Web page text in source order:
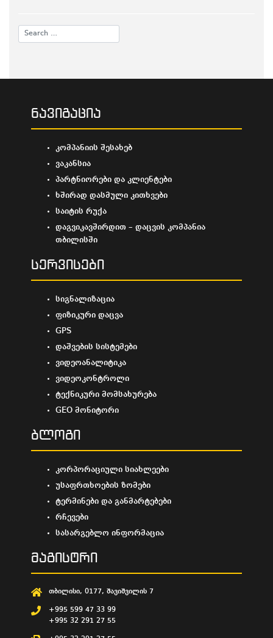
ნავიგაცია
კომპანიის შესახებ
ვაკანსია
პარტნიორები და კლიენტები
ხშირად დასმული კითხვები
საიტის რუქა
დაგვიკავშირდით – დაცვის კომპანია
თბილისში
სერვისები
სიგნალიზაცია
ფიზიკური დაცვა
GPS
დაშვების სისტემები
ვიდეოანალიტიკა
ვიდეოკონტროლი
ტექნიკური მომსახურება
GEO მონიტორი
ბლოგი
კორპორაციული სიახლეები
უსაფრთხოების ზომები
ტერმინები და განმარტებები
რჩევები
სასარგებლო ინფორმაცია
მაგისტრი
თბილისი, 0177, შავიშვილის 7
+995 599 47 33 99
+995 32 291 27 55